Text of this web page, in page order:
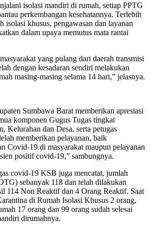
isolasi mandiri di rumah, setiap PPTG
perkembangan kesehatannya. Terlebih
isolasi khusus, pengawasan dan layanan
dalam upaya memutus mata rantai
yang pulang dari daerah transmisi
dengan kesadaran sendiri melakukan
masing-masing selama 14 hari,” jelasnya.
Sumbawa Barat memberikan apresiasi
komponen Gugus Tugas tingkat
Kelurahan dan Desa, serta petugas
memberikan pelayanan, baik
Covid-19 di masyarakat maupun pelayanan
positif covid-19,” sambungnya.
covid-19 KSB juga mencatat, jumlah
sebanyak 118 dan telah dilakukan
114 Non Reaktif dan 4 Orang Reaktif. Saat
di Rumah Isolasi Khusus 2 orang,
17 orang dan 99 orang sudah selesai
dirumahnya.